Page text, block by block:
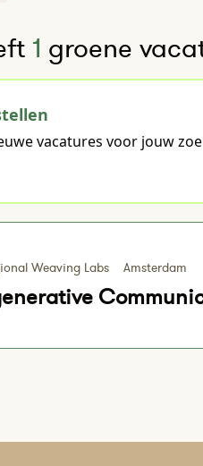
1 groene
vacatures voor jouw
Weaving Labs Amsterdam